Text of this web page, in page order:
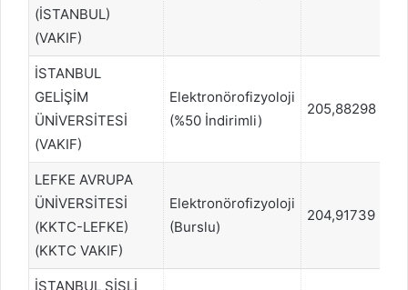
(İSTANBUL)
(VAKIF)
İSTANBUL
GELİŞİM
ÜNİVERSİTESİ
(VAKIF)
Elektronörofizyoloji
(%50 İndirimli)
205,88298
LEFKE AVRUPA
ÜNİVERSİTESİ
(KKTC-LEFKE)
(KKTC VAKIF)
Elektronörofizyoloji
(Burslu)
204,91739
İSTANBUL ŞİŞLİ